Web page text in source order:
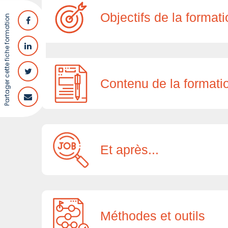
Partager cette fiche formation Objectifs de la
Contenu de la
Et après...
Méthodes et outils